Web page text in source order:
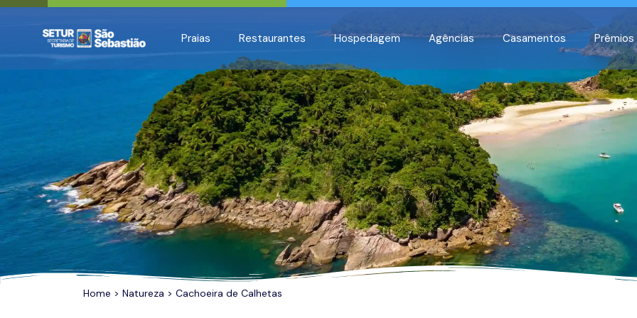
All filters
Praias Restaurantes Hospedagem Agências Casamentos Prêmios
Home > Natureza > Cachoeira de Calhetas